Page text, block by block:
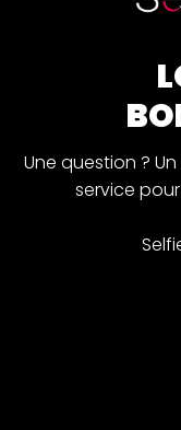
Une question ?
service